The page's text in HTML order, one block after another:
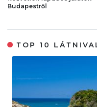
Budapestről
TOP 10